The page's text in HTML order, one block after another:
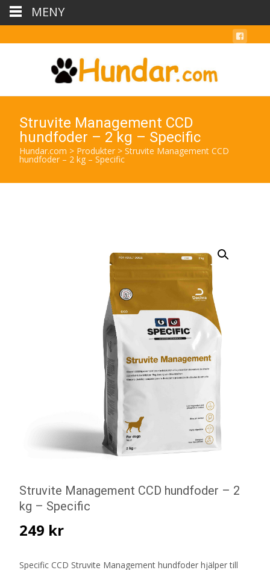
Struvite Management CCD
hundfoder – 2 kg – Specific
Hundar.com > Produkter > Struvite Management CCD
hundfoder – 2 kg – Specific
Struvite Management CCD hundfoder – 2
kg – Specific
249 kr
Specific CCD Struvite Management hundfoder hjälper till
MENY